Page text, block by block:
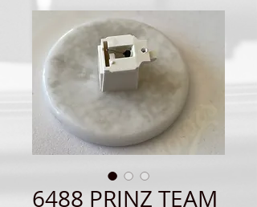
6488 PRINZ TEAM